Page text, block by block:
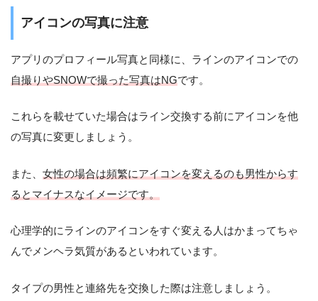
アイコンの写真に注意
アプリのプロフィール写真と同様に、ラインのアイコンでの
自撮りやSNOWで撮った写真はNGです。
これらを載せていた場合はライン交換する前にアイコンを他
の写真に変更しましょう。
また、 女性の場合は頻繁にアイコンを変えるのも男性からす
るとマイナスなイメージです。
心理学的にラインのアイコンをすぐ変える人はかまってちゃ
んでメンヘラ気質があるといわれています。
タイプの男性と連絡先を交換した際は注意しましょう。